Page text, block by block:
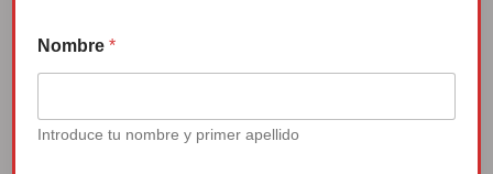
de
referencia para
l
e
r
Nombre*
Introduce tu nombre y primer apellido